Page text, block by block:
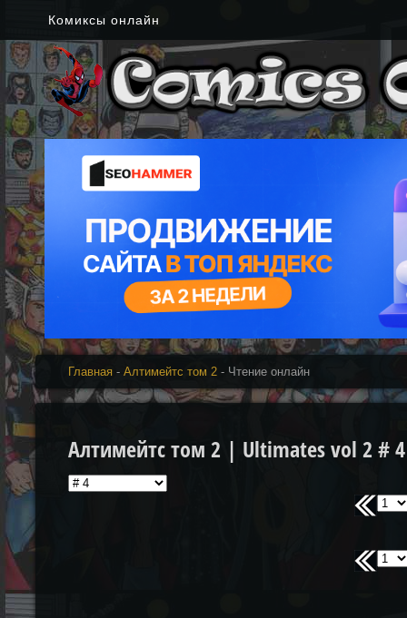
Комиксы онлайн
Главная -Алтимейтс том 2 - Чтение онлайн
Алтимейтс том 2 | Ultimates vol 2 # 4